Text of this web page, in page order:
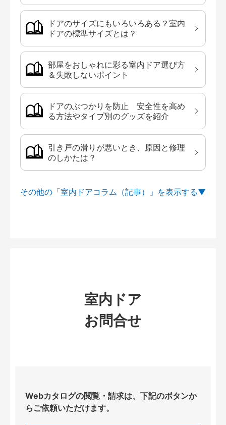
ドアのサイズにもいろいろある？室内
ドアの標準サイズとは？
部屋をおしゃれに彩る室内ドア選び方
＆失敗しないポイント
ドアのぶつかりを防止 安全性を高め
る方法やタイプ別のグッズを紹介
引き戸の滑りが悪いとき、原因と修理
のしかたは？
その他の「室内ドアコラム（記事）」を
室内ドア
お問合せ
Webカタログの閲覧・請求は、下記のボタンか
らご依頼いただけます。